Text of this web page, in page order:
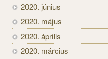
2020. június
2020. május
2020. április
2020. március